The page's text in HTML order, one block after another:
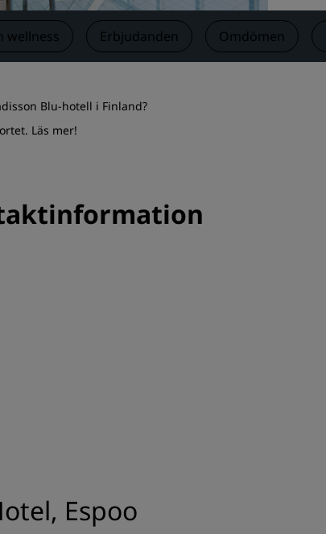
Sök efter en restaurang
Digitala tjänster
wellness Erbjudanden Omdömen
Blu-hotell i Finland?
Läs mer!
Espoo